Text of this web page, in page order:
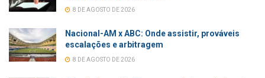
8 DE AGOSTO DE 2026
Nacional-AM x ABC: Onde assistir, prováveis
escalações e arbitragem
8 DE AGOSTO DE 2026